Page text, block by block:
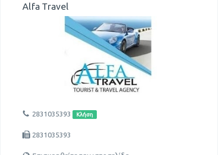
Alfa Travel
2831035393 Κλήση
2831035393